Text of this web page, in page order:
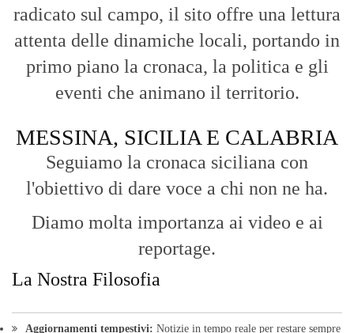
radicato sul campo, il sito offre una lettura
attenta delle dinamiche locali, portando in
primo piano la cronaca, la politica e gli
eventi che animano il territorio.
MESSINA, SICILIA E CALABRIA
Seguiamo la cronaca siciliana con
l'obiettivo di dare voce a chi non ne ha.
Diamo molta importanza ai video e ai
reportage.
La Nostra Filosofia
Aggiornamenti tempestivi: Notizie in tempo reale per restare sempre